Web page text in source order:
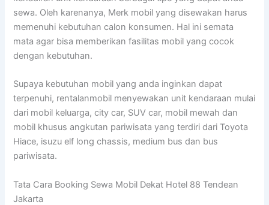
sewa. Oleh karenanya, Merk mobil yang disewakan harus
memenuhi kebutuhan calon konsumen. Hal ini semata
mata agar bisa memberikan fasilitas mobil yang cocok
dengan kebutuhan.
Supaya kebutuhan mobil yang anda inginkan dapat
terpenuhi, rentalanmobil menyewakan unit kendaraan mulai
dari mobil keluarga, city car, SUV car, mobil mewah dan
mobil khusus angkutan pariwisata yang terdiri dari Toyota
Hiace, isuzu elf long chassis, medium bus dan bus
pariwisata.
Tata Cara Booking Sewa Mobil Dekat Hotel 88 Tendean
Jakarta